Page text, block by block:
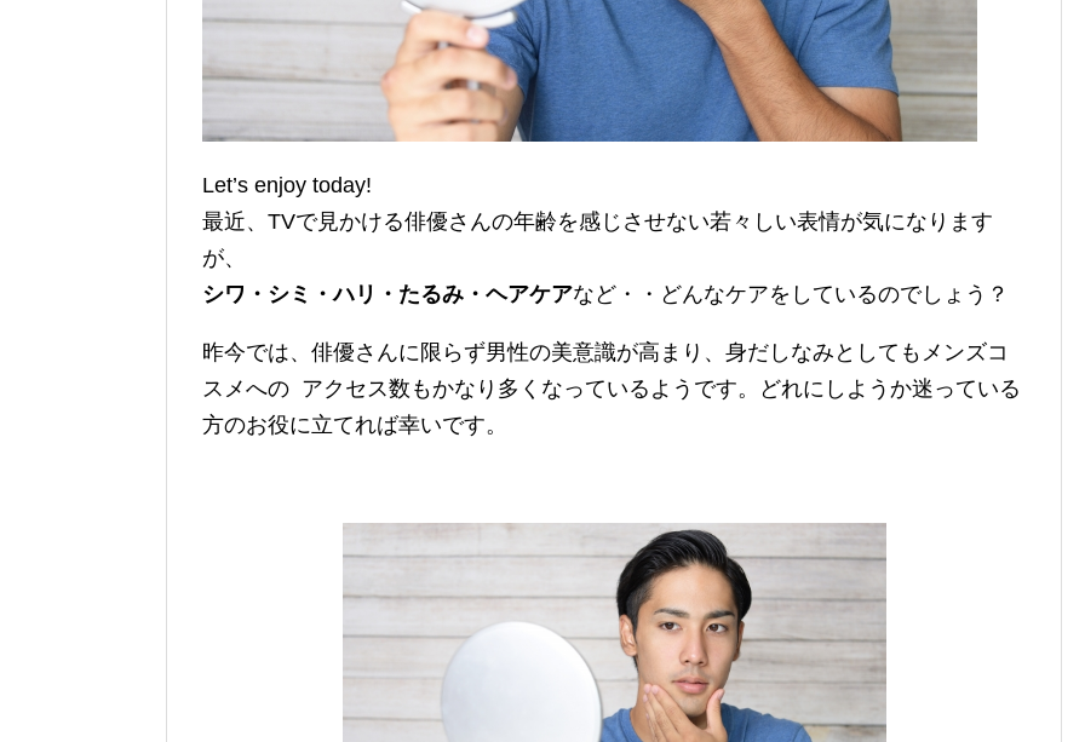
Let’s enjoy today!
最近、TVで見かける俳優さんの年齢を感じさせない若々しい表情が気になります
が、
シワ・シミ・ハリ・たるみ・ヘアケアなど・・どんなケアをしているのでしょう？
昨今では、俳優さんに限らず男性の美意識が高まり、身だしなみとしてもメンズコ
スメへの アクセス数もかなり多くなっているようです。どれにしようか迷っている
方のお役に立てれば幸いです。